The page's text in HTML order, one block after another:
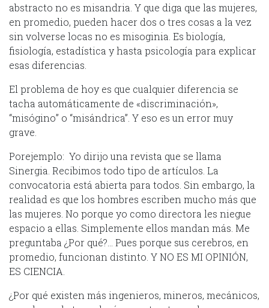
abstracto no es misandria. Y que diga que las mujeres,
en promedio, pueden hacer dos o tres cosas a la vez
sin volverse locas no es misoginia. Es biología,
fisiología, estadística y hasta psicología para explicar
esas diferencias.
El problema de hoy es que cualquier diferencia se
tacha automáticamente de «discriminación»,
“misógino” o “misándrica”. Y eso es un error muy
grave.
Porejemplo: Yo dirijo una revista que se llama
Sinergia. Recibimos todo tipo de artículos. La
convocatoria está abierta para todos. Sin embargo, la
realidad es que los hombres escriben mucho más que
las mujeres. No porque yo como directora les niegue
espacio a ellas. Simplemente ellos mandan más. Me
preguntaba ¿Por qué?… Pues porque sus cerebros, en
promedio, funcionan distinto. Y NO ES MI OPINIÓN,
ES CIENCIA.
¿Por qué existen más ingenieros, mineros, mecánicos,